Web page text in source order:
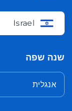
Israel
שנה שפה
אנגלית